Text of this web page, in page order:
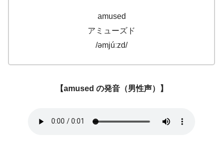
amused
アミューズド
/əmjúːzd/
【amused の発音（男性声）】